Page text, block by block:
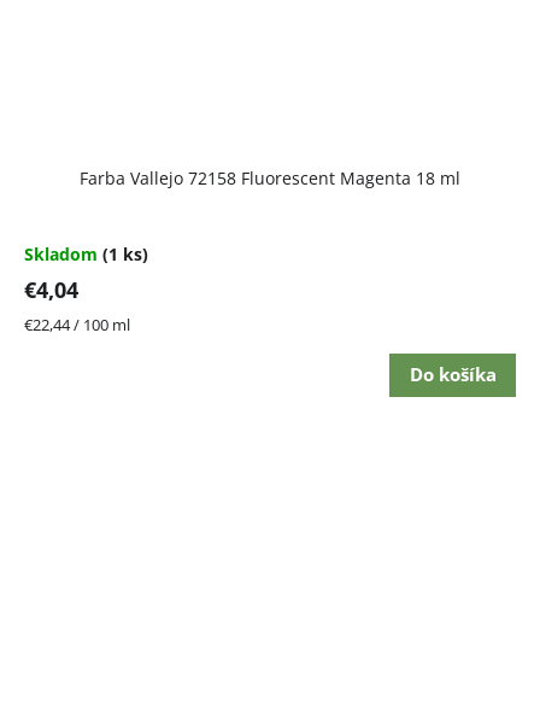
Farba Vallejo 72158 Fluorescent Magenta 18 ml
Skladom (1 ks)
€4,04
Jednotková
€22,44 / 100 ml
Do košíka